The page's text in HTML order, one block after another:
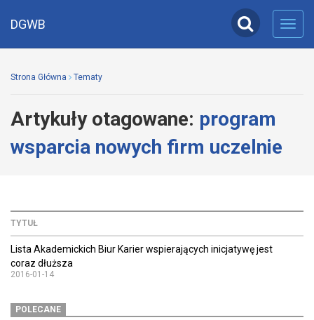
DGWB
Strona Główna Tematy
Artykuły otagowane: program
wsparcia nowych firm uczelnie
TYTUŁ
Lista Akademickich Biur Karier wspierających inicjatywę jest
coraz dłuższa
2016-01-14
POLECANE